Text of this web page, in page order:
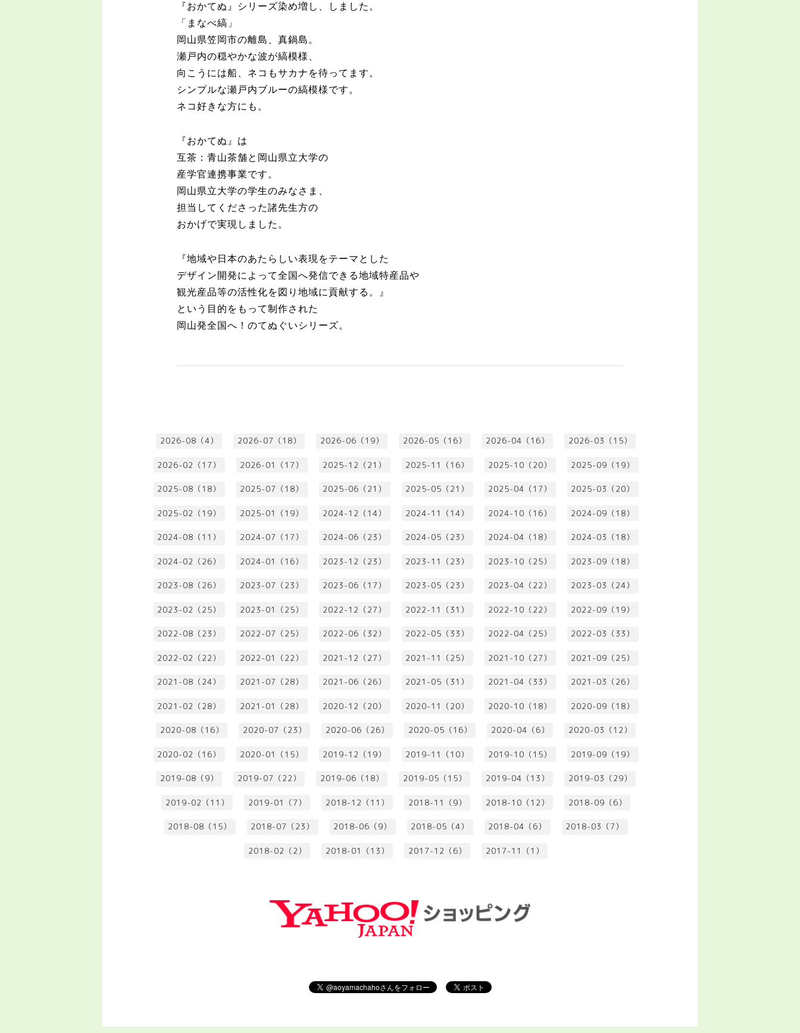
『おかてぬ』シリーズ染め増し、しました。
「まなべ縞」
岡山県笠岡市の離島、真鍋島。
瀬戸内の穏やかな波が縞模様、
向こうには船、ネコもサカナを待ってます。
シンプルな瀬戸内ブルーの縞模様です。
ネコ好きな方にも。
『おかてぬ』は
互茶：青山茶舗と岡山県立大学の
産学官連携事業です。
岡山県立大学の学生のみなさま、
担当してくださった諸先生方の
おかげで実現しました。
『地域や日本のあたらしい表現をテーマとした
デザイン開発によって全国へ発信できる地域特産品や
観光産品等の活性化を図り地域に貢献する。』
という目的をもって制作された
岡山発全国へ！のてぬぐいシリーズ。
2026-08（4） 2026-07（18） 2026-06（19） 2026-05（16） 2026-04（16） 2026-03（15）
2026-02（17） 2026-01（17） 2025-12（21） 2025-11（16） 2025-10（20） 2025-09（19）
2025-08（18） 2025-07（18） 2025-06（21） 2025-05（21） 2025-04（17） 2025-03（20）
2025-02（19） 2025-01（19） 2024-12（14） 2024-11（14） 2024-10（16） 2024-09（18）
2024-08（11） 2024-07（17） 2024-06（23） 2024-05（23） 2024-04（18） 2024-03（18）
2024-02（26） 2024-01（16） 2023-12（23） 2023-11（23） 2023-10（25） 2023-09（18）
2023-08（26） 2023-07（23） 2023-06（17） 2023-05（23） 2023-04（22） 2023-03（24）
2023-02（25） 2023-01（25） 2022-12（27） 2022-11（31） 2022-10（22） 2022-09（19）
2022-08（23） 2022-07（25） 2022-06（32） 2022-05（33） 2022-04（25） 2022-03（33）
2022-02（22） 2022-01（22） 2021-12（27） 2021-11（25） 2021-10（27） 2021-09（25）
2021-08（24） 2021-07（28） 2021-06（26） 2021-05（31） 2021-04（33） 2021-03（26）
2021-02（28） 2021-01（28） 2020-12（20） 2020-11（20） 2020-10（18） 2020-09（18）
2020-08（16） 2020-07（23） 2020-06（26） 2020-05（16） 2020-04（6） 2020-03（12）
2020-02（16） 2020-01（15） 2019-12（19） 2019-11（10） 2019-10（15） 2019-09（19）
2019-08（9） 2019-07（22） 2019-06（18） 2019-05（15） 2019-04（13） 2019-03（29）
2019-02（11） 2019-01（7） 2018-12（11） 2018-11（9） 2018-10（12） 2018-09（6）
2018-08（15） 2018-07（23） 2018-06（9） 2018-05（4） 2018-04（6） 2018-03（7）
2018-02（2） 2018-01（13） 2017-12（6） 2017-11（1）